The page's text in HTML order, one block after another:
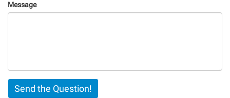
Message
Vertical
Tabs
Send the Question!